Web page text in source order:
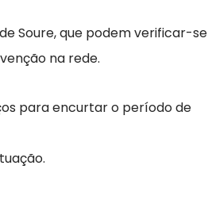
Soure, que podem verificar-se
na rede.
para encurtar o período de